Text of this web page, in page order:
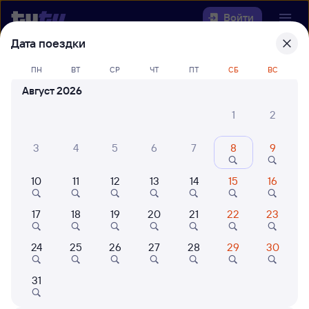
Войти
Выберите день, чтобы найтиж/д
билеты Амбарный — Пенза-1
Куда
Когда
Кто едет
Найти поезда
Дата поездки
ПН ВТ СР ЧТ ПТ СБ ВС
Август 2026
1
2
3 4 5 6 7 8 9
10 11 12 13 14 15 16
17 18 19 20 21 22 23
24 25 26 27 28 29 30
31